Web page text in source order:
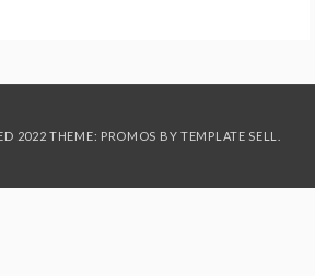
2022 THEME: PROMOS BY TEMPLATE SELL